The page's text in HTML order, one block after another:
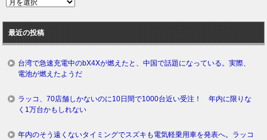
ロ
グ
最近の投稿
台湾で急速充電中のbX4Xが燃えたと、中国で話題になっている。実際、
電池が燃えたようだ
ラッコ、70店舗しかないのに10日間で1000台近い受注！ 年内に限りな
く1万台かもしれない
年内のそう遠くないタイミングでスズキも電気軽乗用車を発表へ。ラッコ